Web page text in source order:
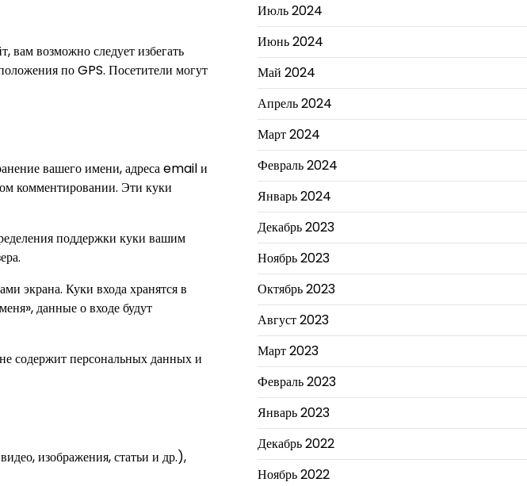
вам возможно следует избегать
по GPS. Посетители могут
вашего имени, адреса email и
комментировании. Эти куки
поддержки куки вашим
экрана. Куки входа хранятся в
данные о входе будут
содержит персональных данных и
изображения, статьи и др.),
Июль 2024
Июнь 2024
Май 2024
Апрель 2024
Март 2024
Февраль 2024
Январь 2024
Декабрь 2023
Ноябрь 2023
Октябрь 2023
Август 2023
Март 2023
Февраль 2023
Январь 2023
Декабрь 2022
Ноябрь 2022